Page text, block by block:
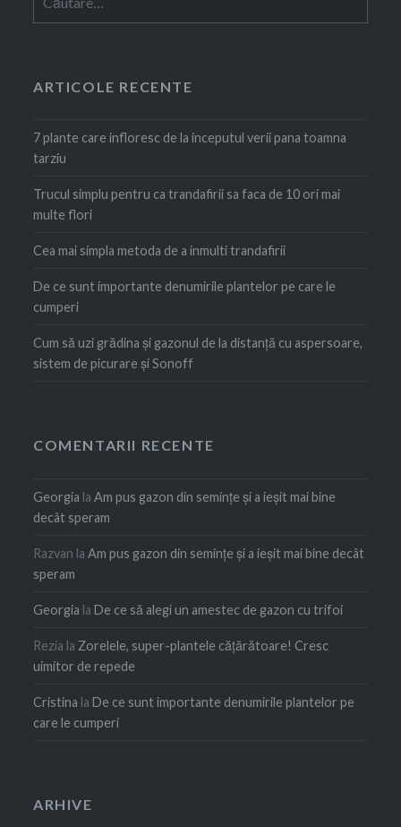
după:
ARTICOLE RECENTE
7 plante care infloresc de la inceputul verii pana toamna
tarziu
Trucul simplu pentru ca trandafirii sa faca de 10 ori mai
multe flori
Cea mai simpla metoda de a inmulti trandafirii
De ce sunt importante denumirile plantelor pe care le
cumperi
Cum să uzi grădina și gazonul de la distanță cu aspersoare,
sistem de picurare și Sonoff
COMENTARII RECENTE
Georgia laAm pus gazon din semințe și a ieșit mai bine
decât speram
Razvan laAm pus gazon din semințe și a ieșit mai bine decât
speram
Georgia laDe ce să alegi un amestec de gazon cu trifoi
Rezia la Zorelele, super-plantele cățărătoare! Cresc
uimitor de repede
Cristina laDe ce sunt importante denumirile plantelor pe
care le cumperi
ARHIVE